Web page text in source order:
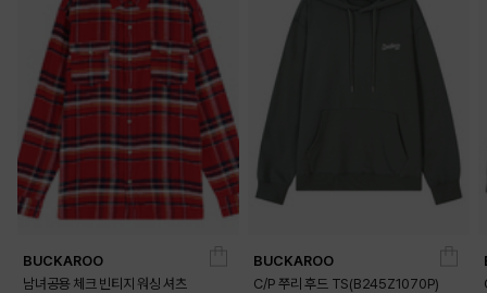
BUCKAROO
남녀공용 체크 빈티지 워싱 셔츠
BUCKAROO
C/P 쭈리 후드 TS(B245Z1070P)